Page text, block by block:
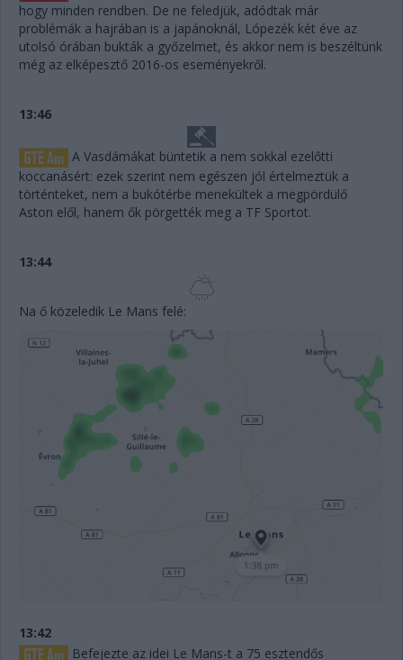
hogy minden rendben. De ne feledjük, adódtak már
problémák a hajrában is a japánoknál, Lópezék két éve az
utolsó órában bukták a győzelmet, és akkor nem is beszéltünk
még az elképesztő 2016-os eseményekről.
13:46
A Vasdámákat büntetik a nem sokkal ezelőtti
koccanásért: ezek szerint nem egészen jól értelmeztük a
történteket, nem a bukótérbe menekültek a megpördülő
Aston elől, hanem ők pörgették meg a TF Sportot.
13:44
Na ő közeledik Le Mans felé:
13:42
Befejezte az idei Le Mans-t a 75 esztendős